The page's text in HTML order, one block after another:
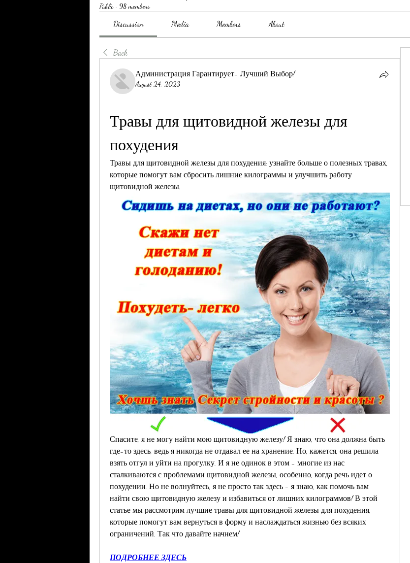
Public · 98 members
Discussion Media Members About
Back
Администрация Гарантирует- Лучший Выбор!
August 24, 2023
Травы для щитовидной железы для
похудения
Травы для щитовидной железы для похудения: узнайте больше о полезных травах,
которые помогут вам сбросить лишние килограммы и улучшить работу
щитовидной железы.
Спасите, я не могу найти мою щитовидную железу! Я знаю, что она должна быть
где-то здесь, ведь я никогда не отдавал ее на хранение. Но, кажется, она решила
взять отгул и уйти на прогулку. И я не одинок в этом - многие из нас
сталкиваются с проблемами щитовидной железы, особенно, когда речь идет о
похудении. Но не волнуйтесь, я не просто так здесь - я знаю, как помочь вам
найти свою щитовидную железу и избавиться от лишних килограммов! В этой
статье мы рассмотрим лучшие травы для щитовидной железы для похудения,
которые помогут вам вернуться в форму и наслаждаться жизнью без всяких
ограничений. Так что давайте начнем!
ПОДРОБНЕЕ ЗДЕСЬ